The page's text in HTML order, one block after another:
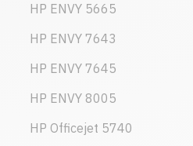
HP ENVY 5665
HP ENVY 7643
HP ENVY 7645
HP ENVY 8005
HP Officejet 5740